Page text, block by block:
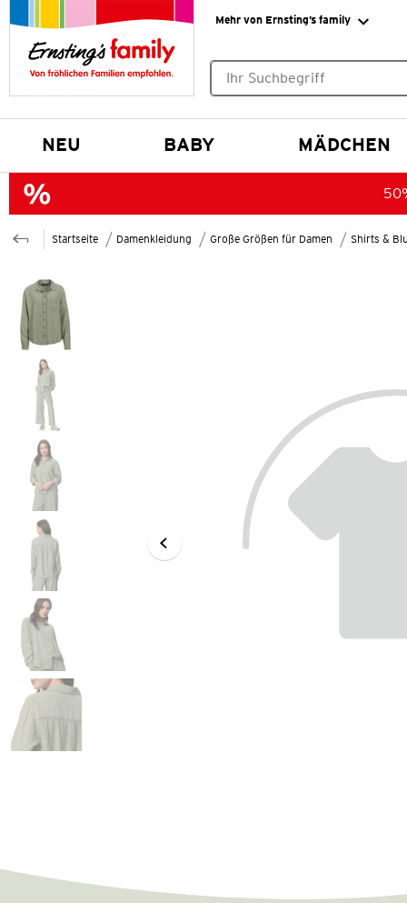
Mehr von Ernsting’s family
NEU BABY MÄDCHEN
Startseite Damenkleidung Große Größen für Damen Shirts &